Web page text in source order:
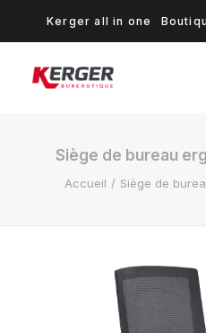
Kerger all in one
Siège de bureau
Accueil Siège de